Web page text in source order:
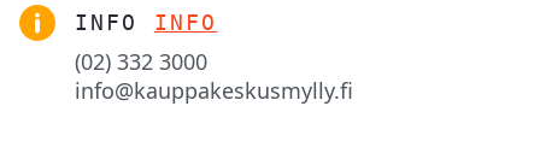
INFO INFO
(02) 332 3000
info@kauppakeskusmylly.fi